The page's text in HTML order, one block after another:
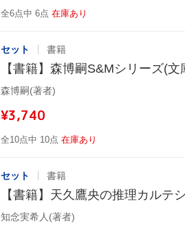
全6点中 6点 在庫あり
セット 書籍
【書籍】森博嗣S&Mシリーズ(文
森博嗣(著者)
¥3,740
全10点中 10点 在庫あり
セット 書籍
【書籍】天久鷹央の推理カルテ
知念実希人(著者)